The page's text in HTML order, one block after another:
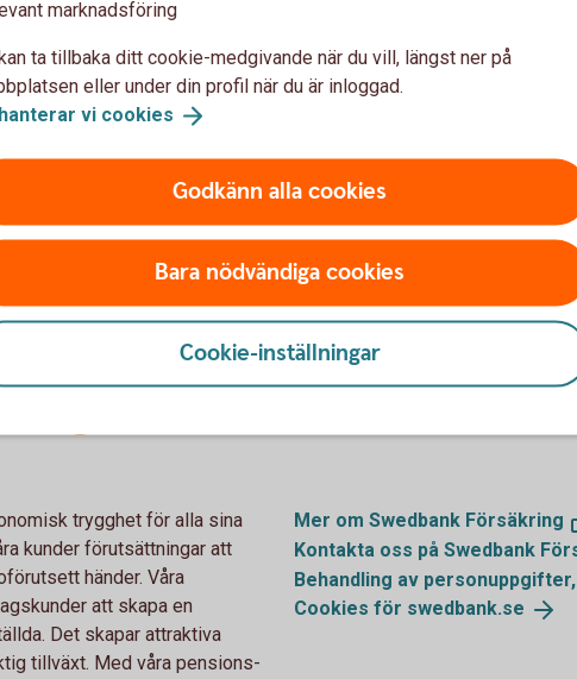
Mina försäkringar
eller sparbankerna för att kunna logga in?
sparbankerna, ska jag logga in här eller i min internetbank?
kan inte logga in, vad gör jag?
jag?
trygghet för alla sina
kunder förutsättningar att
händer. Våra
att skapa en
Det skapar attraktiva
tillväxt. Med våra pensions-
Mer om Swedbank Försäkring
Kontakta oss på Swedbank
Behandling av personuppgifter,
Cookies för swedbank.se
marknadsföring
ta tillbaka ditt cookie-medgivande när du vill, längst ner på
eller under din profil när du är inloggad.
vi cookies
Godkänn alla cookies
Bara nödvändiga cookies
Cookie-inställningar